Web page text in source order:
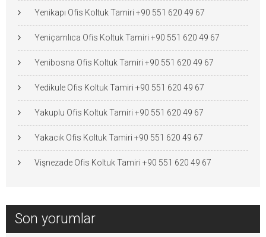
Yenikapı Ofis Koltuk Tamiri +90 551 620 49 67
Yeniçamlıca Ofis Koltuk Tamiri +90 551 620 49 67
Yenibosna Ofis Koltuk Tamiri +90 551 620 49 67
Yedikule Ofis Koltuk Tamiri +90 551 620 49 67
Yakuplu Ofis Koltuk Tamiri +90 551 620 49 67
Yakacık Ofis Koltuk Tamiri +90 551 620 49 67
Vişnezade Ofis Koltuk Tamiri +90 551 620 49 67
Son yorumlar